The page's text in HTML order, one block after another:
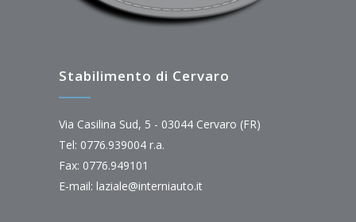
Stabilimento di Cervaro
Via Casilina Sud, 5 - 03044 Cervaro (FR)
Tel: 0776.939004 r.a.
Fax: 0776.949101
E-mail: laziale@interniauto.it